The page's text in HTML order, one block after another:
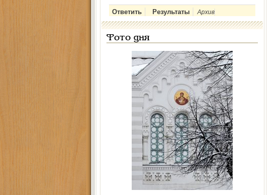
Архив
Фото дня